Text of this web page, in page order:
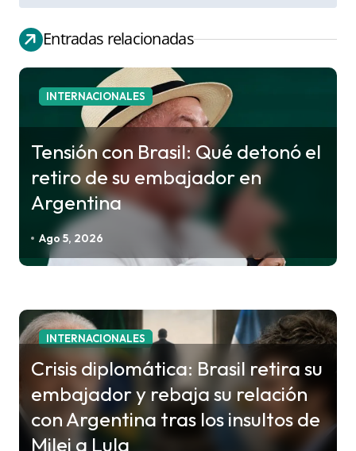
e
g
a
ó
t
a
d
Entradas relacionadas
INTERNACIONALES
Tensión con Brasil: Qué detonó el
retiro de su embajador en
Argentina
Ago 5, 2026
INTERNACIONALES
Crisis diplomática: Brasil retira su
embajador y rebaja su relación
con Argentina tras los insultos de
Milei a Lula